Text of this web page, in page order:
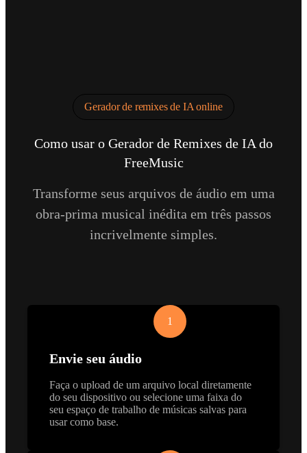
Gerador de remixes de IA online
Como usar o Gerador de Remixes de IA do
FreeMusic
Transforme seus arquivos de áudio em uma
obra-prima musical inédita em três passos
incrivelmente simples.
1
Envie seu áudio
Faça o upload de um arquivo local diretamente
do seu dispositivo ou selecione uma faixa do
seu espaço de trabalho de músicas salvas para
usar como base.